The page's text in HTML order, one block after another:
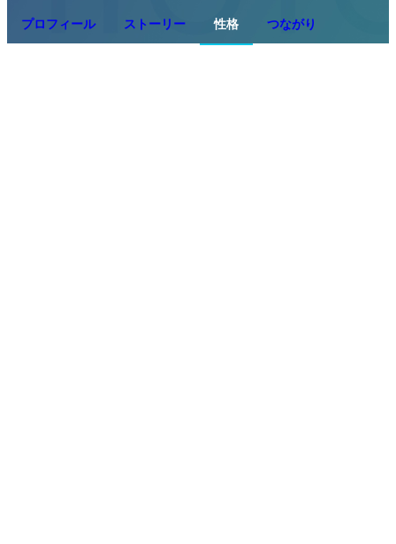
プロフィール ストーリー 性格 つながり